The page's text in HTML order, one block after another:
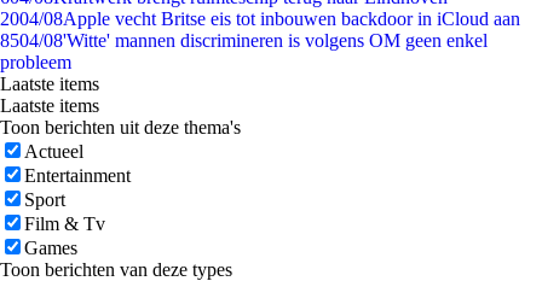
2004/08Apple vecht Britse eis tot inbouwen backdoor in iCloud aan
8504/08'Witte' mannen discrimineren is volgens OM geen enkel
probleem
Laatste items
Laatste items
Toon berichten uit deze thema's
Actueel
Entertainment
Sport
Film & Tv
Games
Toon berichten van deze types